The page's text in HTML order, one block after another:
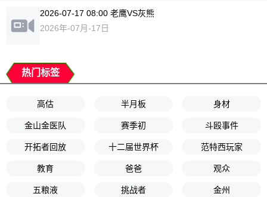
2026-07-17 08:00 老鹰VS灰熊
2026年-07月-17日
热门标签
高估 半月板 身材
金山金医队 赛季初 斗殴事件
开拓者回放 十二届世界杯 范特西玩家
教育 爸爸 观众
五粮液 挑战者 金州